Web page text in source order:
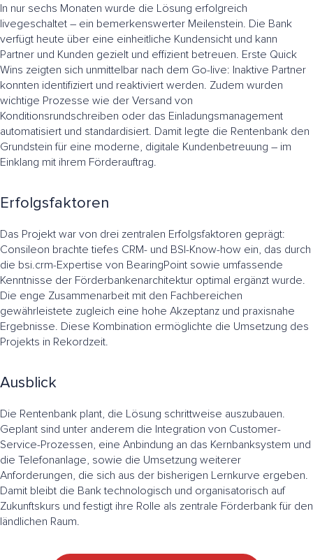
In nur sechs Monaten wurde die Lösung erfolgreich
livegeschaltet – ein bemerkenswerter Meilenstein. Die Bank
verfügt heute über eine einheitliche Kundensicht und kann
Partner und Kunden gezielt und effizient betreuen. Erste Quick
Wins zeigten sich unmittelbar nach dem Go-live: Inaktive Partner
konnten identifiziert und reaktiviert werden. Zudem wurden
wichtige Prozesse wie der Versand von
Konditionsrundschreiben oder das Einladungsmanagement
automatisiert und standardisiert. Damit legte die Rentenbank den
Grundstein für eine moderne, digitale Kundenbetreuung – im
Einklang mit ihrem Förderauftrag.
Erfolgsfaktoren
Das Projekt war von drei zentralen Erfolgsfaktoren geprägt:
Consileon brachte tiefes CRM- und BSI-Know-how ein, das durch
die bsi.crm-Expertise von BearingPoint sowie umfassende
Kenntnisse der Förderbankenarchitektur optimal ergänzt wurde.
Die enge Zusammenarbeit mit den Fachbereichen
gewährleistete zugleich eine hohe Akzeptanz und praxisnahe
Ergebnisse. Diese Kombination ermöglichte die Umsetzung des
Projekts in Rekordzeit.
Ausblick
Die Rentenbank plant, die Lösung schrittweise auszubauen.
Geplant sind unter anderem die Integration von Customer-
Service-Prozessen, eine Anbindung an das Kernbanksystem und
die Telefonanlage, sowie die Umsetzung weiterer
Anforderungen, die sich aus der bisherigen Lernkurve ergeben.
Damit bleibt die Bank technologisch und organisatorisch auf
Zukunftskurs und festigt ihre Rolle als zentrale Förderbank für den
ländlichen Raum.